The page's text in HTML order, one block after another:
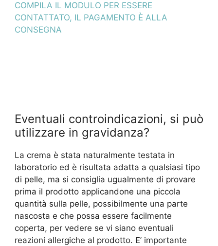
COMPILA IL MODULO PER ESSERE
CONTATTATO, IL PAGAMENTO È ALLA
CONSEGNA
Eventuali controindicazioni, si può
utilizzare in gravidanza?
La crema è stata naturalmente testata in
laboratorio ed è risultata adatta a qualsiasi tipo
di pelle, ma si consiglia ugualmente di provare
prima il prodotto applicandone una piccola
quantità sulla pelle, possibilmente una parte
nascosta e che possa essere facilmente
coperta, per vedere se vi siano eventuali
reazioni allergiche al prodotto. E’ importante